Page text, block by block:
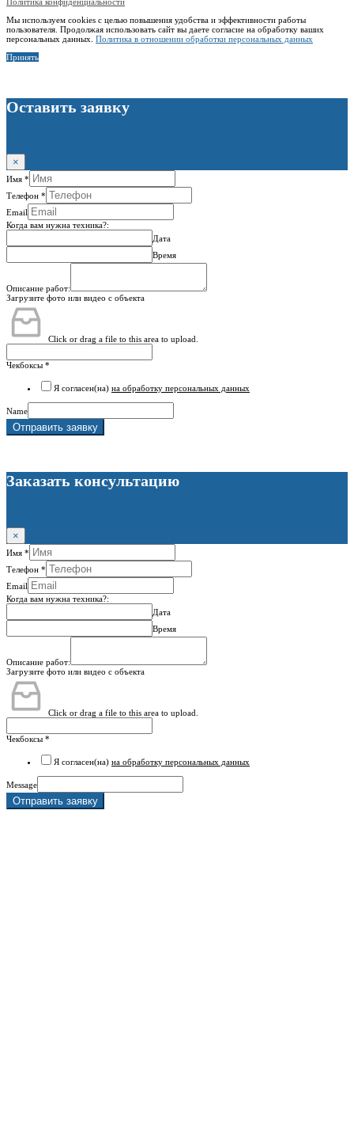
Мы используем cookies с целью повышения удобства и эффективности работы
пользователя. Продолжая использовать сайт вы даете согласие на обработку ваших
персональных данных. Политика в отношении обработки персональных данных
Принять
Оставить заявку
×
Имя *
Телефон *
Email
Когда вам нужна техника?:
Дата
Время
Описание работ:
Загрузите фото или видео с объекта
Click or drag a file to this area to upload.
Чекбоксы *
Я согласен(на) на обработку персональных данных
Name
Отправить заявку
Заказать консультацию
×
Имя *
Телефон *
Email
Когда вам нужна техника?:
Дата
Время
Описание работ:
Загрузите фото или видео с объекта
Click or drag a file to this area to upload.
Чекбоксы *
Я согласен(на) на обработку персональных данных
Message
Отправить заявку